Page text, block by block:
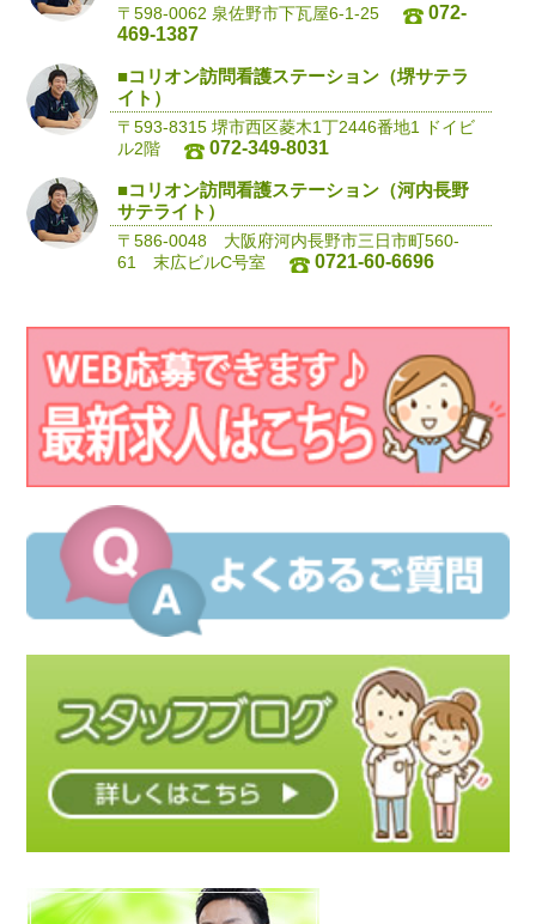
〒598-0062 泉佐野市下瓦屋6-1-25
072-
469-1387
■コリオン訪問看護ステーション（堺サテラ
イト）
〒593-8315 堺市西区菱木1丁2446番地1 ドイビ
ル2階
072-349-8031
■コリオン訪問看護ステーション（河内長野
サテライト）
〒586-0048 大阪府河内長野市三日市町560-
61 末広ビルC号室
0721-60-6696